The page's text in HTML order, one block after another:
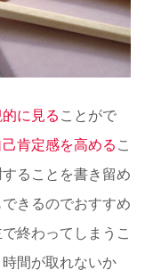
に見る ことがで
己肯定感を高める こ
ることを書き留め
できるのでおすすめ
終わってしまうこ
間が取れないか